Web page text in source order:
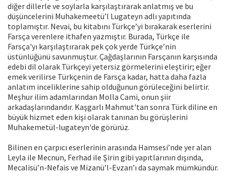
diğer dillerle ve soylarla karşılaştırarak anlatmış ve bu
düşüncelerini Muhakemeetü’l Lugateyn adlı yapıtında
toplamıştır. Nevai, bu kitabını Türkçe’yi bırakarak eserlerini
Farsça verenlere ithafen yazmıştır. Burada, Türkçe ile
Farsça'yı karşılaştırarak pek çok yerde Türkçe’nin
üstünlüğünü savunmuştur. Çağdaşlarının Farsçanın karşısında
edebi dil olarak Türkçeyi yetersiz görmelerini eleştirir; eğer
emek verilirse Türkçenin de Farsça kadar, hatta daha fazla
anlatım inceliklerine sahip olduğunun görüleceğini belirtir.
Meşhur ilim adamlarından Molla Cami, onun şiir
arkadaşlarındandır. Kaşgarlı Mahmut'tan sonra Türk diline en
büyük hizmet eden kişi olarak tanınan bu görüşlerini
Muhakemetül-lugateyn'de görürüz.
Bilinen en çarpıcı eserlerinin arasında Hamsesi’nde yer alan
Leyla ile Mecnun, Ferhad ile Şirin gibi yapıtlarının dışında,
Mecalisü’n-Nefais ve Mizanü’l-Evzan’ı da saymak mümkündür.